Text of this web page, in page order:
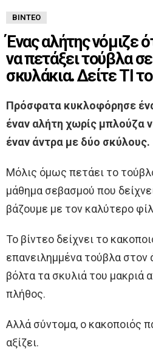
ΒΊΝΤΕΟ
Ένας αλήτης νόμιζε
να πετάξει τούβλα
σκυλάκια. Δείτε ΤΙ
Πρόσφατα κυκλοφόρησε
έναν αλήτη χωρίς μπλούζα
έναν άντρα με δύο σκύλους.
Μόλις όμως πετάει το
μάθημα σεβασμού που
βάζουμε με τον καλύτερο
Το βίντεο δείχνει το
επανειλημμένα τούβλα στον
βόλτα τα σκυλιά του μακριά
πλήθος.
Αλλά σύντομα, ο κακοποιός
αξίζει.